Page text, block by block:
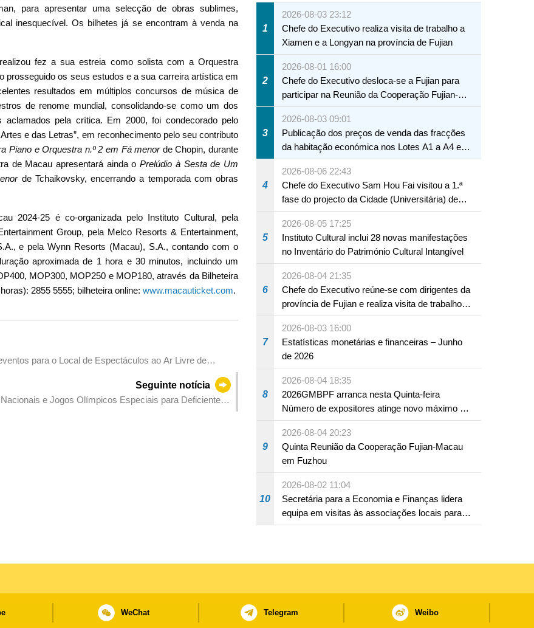
para apresentar uma selecção de obras sublimes,
inesquecível. Os bilhetes já se encontram à venda na
fez a sua estreia como solista com a Orquestra
prosseguido os seus estudos e a sua carreira artística em
resultados em múltiplos concursos de música de
de renome mundial, consolidando-se como um dos
pela crítica. Em 2000, foi condecorado pelo
e das Letras”, em reconhecimento pelo seu contributo
Piano e Orquestra n.º 2 em Fá menorde Chopin, durante
de Macau apresentará ainda oPrelúdio à Sesta de Um
de Tchaikovsky, encerrando a temporada com obras
2024-25 é co-organizada pelo Instituto Cultural, pela
Group, pela Melco Resorts & Entertainment,
e pela Wynn Resorts (Macau), S.A., contando com o
aproximada de 1 hora e 30 minutos, incluindo um
MOP300, MOP250 e MOP180, através da Bilheteira
2855 5555; bilheteira online: www.macauticket.com.
para o Local de Espectáculos ao Ar Livre de
Seguinte notícia
e Jogos Olímpicos Especiais para Deficientes
1
2026-08-03 23:12
Chefe do Executivo realiza visita de trabalho a
Xiamen e a Longyan na província de Fujian
2
2026-08-01 16:00
Chefe do Executivo desloca-se a Fujian para
participar na Reunião da Cooperação Fujian-
Macau
3
2026-08-03 09:01
Publicação dos preços de venda das fracções
da habitação económica nos Lotes A1 a A4 e
A12 da Zona A dos Novos Aterros
4
2026-08-06 22:43
Chefe do Executivo Sam Hou Fai visitou a 1.ª
fase do projecto da Cidade (Universitária) de
Educação Internacional de Macau e Hengqin
5
2026-08-05 17:25
Instituto Cultural inclui 28 novas manifestações
no Inventário do Património Cultural Intangível
6
2026-08-04 21:35
Chefe do Executivo reúne-se com dirigentes da
província de Fujian e realiza visita de trabalho
em Fuzhou
7
2026-08-03 16:00
Estatísticas monetárias e financeiras – Junho
de 2026
8
2026-08-04 18:35
2026GMBPF arranca nesta Quinta-feira
Número de expositores atinge novo máximo em
18 anos
9
2026-08-04 20:23
Quinta Reunião da Cooperação Fujian-Macau
em Fuzhou
10
2026-08-02 11:04
Secretária para a Economia e Finanças lidera
equipa em visitas às associações locais para
consolidar consensos e promover os trabalhos
WeChat Telegram Weibo